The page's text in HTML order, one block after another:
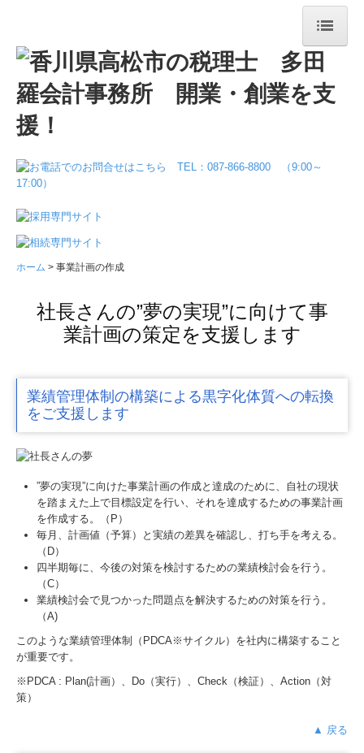
ホーム
事務所案内
お役立ち情報
業務案内
メディア掲載
お問合せ
ホーム 事業計画の作成
社長さんの”夢の実現”に向けて事
業計画の策定を支援します
業績管理体制の構築による黒字化体質への転換
をご支援します
”夢の実現”に向けた事業計画の作成と達成のために、自社の現状
を踏まえた上で目標設定を行い、それを達成するための事業計画
を作成する。（P）
毎月、計画値（予算）と実績の差異を確認し、打ち手を考える。
（D）
四半期毎に、今後の対策を検討するための業績検討会を行う。
（C）
業績検討会で見つかった問題点を解決するための対策を行う。
（A)
このような業績管理体制（PDCA※サイクル）を社内に構築すること
が重要です。
※PDCA : Plan(計画）、Do（実行）、Check（検証）、Action（対
策）
▲ 戻る